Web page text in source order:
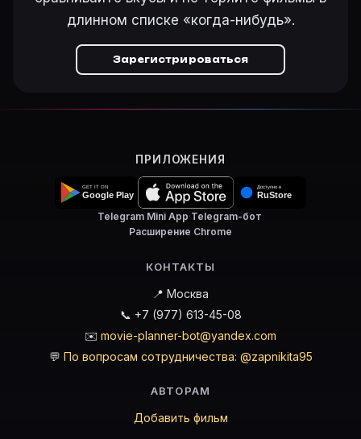
длинном списке «когда-нибудь».
Зарегистрироваться
ПРИЛОЖЕНИЯ
Telegram Mini App·Telegram-бот·
Расширение Chrome
КОНТАКТЫ
📍 Москва
📞 +7 (977) 613-45-08
✉️ movie-planner-bot@yandex.com
💬 По вопросам сотрудничества: @zapnikita95
АВТОРАМ
Добавить фильм